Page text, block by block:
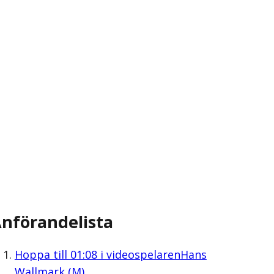
Hoppa till 01:08i videospelarenHans